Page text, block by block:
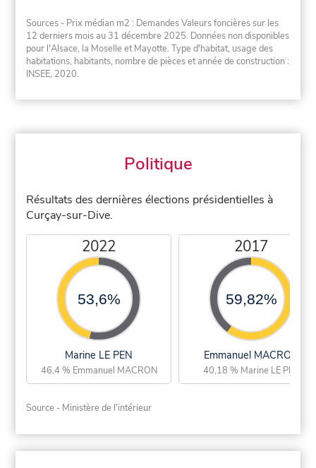
Sources - Prix médian m2 : Demandes Valeurs foncières sur les
12 derniers mois au 31 décembre 2025. Données non disponibles
pour l'Alsace, la Moselle et Mayotte. Type d'habitat, usage des
habitations, habitants, nombre de pièces et année de construction :
INSEE, 2020.
Politique
Résultats des dernières élections présidentielles à
Curçay-sur-Dive.
2022
53,6%
Marine LE PEN
46,4 % Emmanuel MACRON
2017
59,82%
Emmanuel MACRON
40,18 % Marine LE PEN
Source - Ministère de l'intérieur